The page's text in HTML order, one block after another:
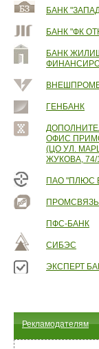
БАНК
БАНК "ФК
БАНК
ГЕНБАНК
ОФИС
(ЦО УЛ.
ЖУКОВА, 74/
ПАО "ПЛЮС
ПФС-БАНК
СИБЭС
ЭКСПЕРТ
Рекламодателям